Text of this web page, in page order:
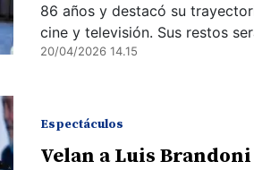
86 años y destacó su
cine y televisión. Sus restos
20/04/2026 14.15
Espectáculos
Velan a Luis